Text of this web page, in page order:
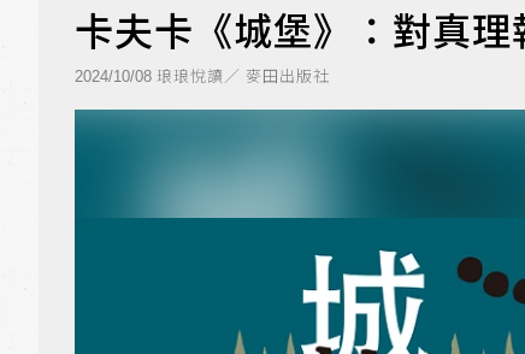
卡夫卡《城堡》：對真
2024/10/08 琅琅悅讀／ 麥田出版社